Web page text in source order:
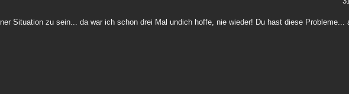
Situation zu sein... da war ich schon drei Mal undich hoffe, nie wieder! Du hast diese Probleme...